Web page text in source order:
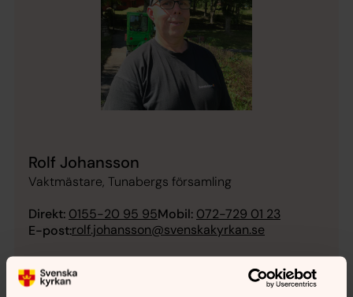
Rolf Johansson
Vaktmästare, Tunabergs församling
Direkt: 0155-20 95 95Mobil: 072-729 01 23
E-post:rolf.johansson@svenskakyrkan.se